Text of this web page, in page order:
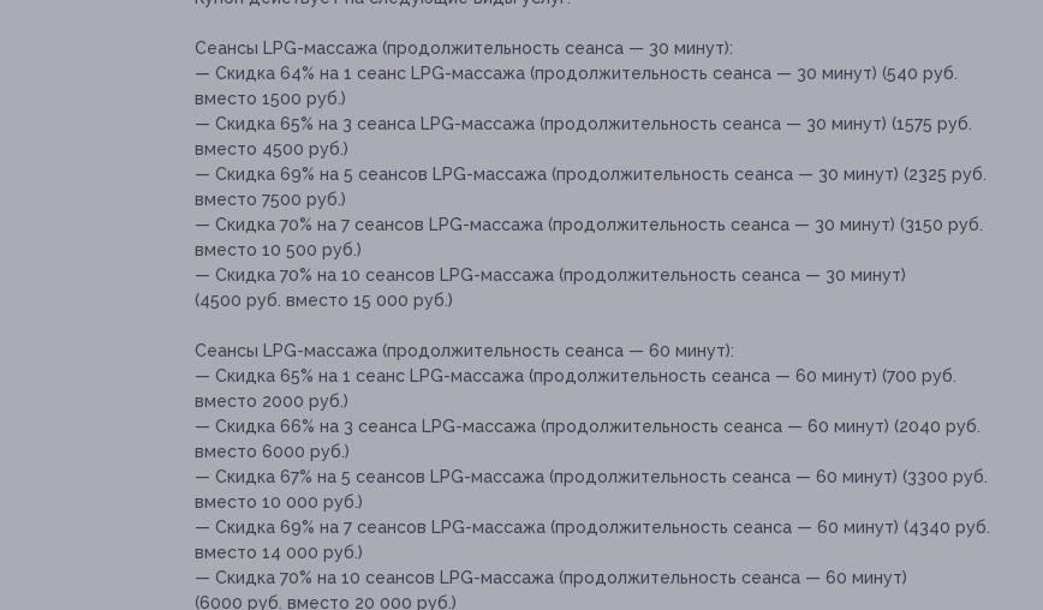
Сеансы LPG-массажа (продолжительность сеанса — 30 минут):
— Скидка 64% на 1 сеанс LPG-массажа (продолжительность сеанса — 30 минут) (540 руб.
вместо 1500 руб.)
— Скидка 65% на 3 сеанса LPG-массажа (продолжительность сеанса — 30 минут) (1575 руб.
вместо 4500 руб.)
— Скидка 69% на 5 сеансов LPG-массажа (продолжительность сеанса — 30 минут) (2325 руб.
вместо 7500 руб.)
— Скидка 70% на 7 сеансов LPG-массажа (продолжительность сеанса — 30 минут) (3150 руб.
вместо 10 500 руб.)
— Скидка 70% на 10 сеансов LPG-массажа (продолжительность сеанса — 30 минут)
(4500 руб. вместо 15 000 руб.)
Сеансы LPG-массажа (продолжительность сеанса — 60 минут):
— Скидка 65% на 1 сеанс LPG-массажа (продолжительность сеанса — 60 минут) (700 руб.
вместо 2000 руб.)
— Скидка 66% на 3 сеанса LPG-массажа (продолжительность сеанса — 60 минут) (2040 руб.
вместо 6000 руб.)
— Скидка 67% на 5 сеансов LPG-массажа (продолжительность сеанса — 60 минут) (3300 руб.
вместо 10 000 руб.)
— Скидка 69% на 7 сеансов LPG-массажа (продолжительность сеанса — 60 минут) (4340 руб.
вместо 14 000 руб.)
— Скидка 70% на 10 сеансов LPG-массажа (продолжительность сеанса — 60 минут)
(6000 руб. вместо 20 000 руб.)